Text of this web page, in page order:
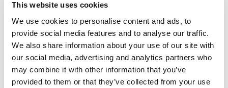
This website uses cookies
We use cookies to personalise content and ads, to
provide social media features and to analyse our traffic.
We also share information about your use of our site with
our social media, advertising and analytics partners who
may combine it with other information that you’ve
provided to them or that they’ve collected from your use
Der Traum vom Holz-
Fertigteilhaus